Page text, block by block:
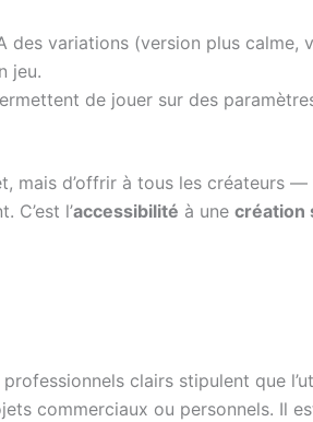
des variations (version plus calme,
jeu.
de jouer sur des
mais d’offrir à tous les créateurs
C’est l’accessibilité à une création
professionnels clairs stipulent que
commerciaux ou personnels. Il